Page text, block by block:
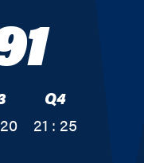
Q4
21 : 25